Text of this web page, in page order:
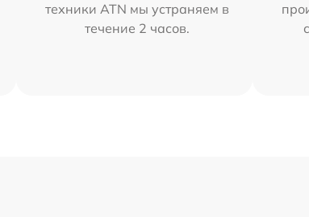
техники ATN мы устраняем в
течение 2 часов.